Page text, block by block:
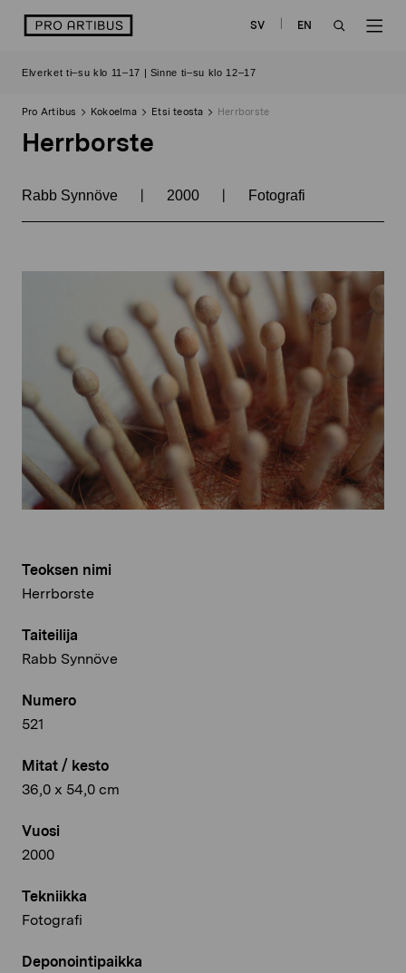
sisältöön
logo SV
EN
Elverket ti–su klo 11–17 | Sinne ti–su klo 12–17
Pro Artibus Kokoelma Etsi teosta Herrborste
Herrborste
Rabb Synnöve | 2000 | Fotografi
Teoksen nimi
Herrborste
Taiteilija
Rabb Synnöve
Numero
521
Mitat / kesto
36,0 x 54,0 cm
Vuosi
2000
Tekniikka
Fotografi
Deponointipaikka